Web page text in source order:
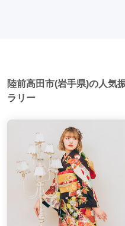
陸前高田市(岩手県)の人気
ラリー